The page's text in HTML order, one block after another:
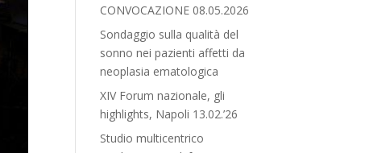
CONVOCAZIONE 08.05.2026
Sondaggio sulla qualità del
sonno nei pazienti affetti da
neoplasia ematologica
XIV Forum nazionale, gli
highlights, Napoli 13.02.’26
Studio multicentrico